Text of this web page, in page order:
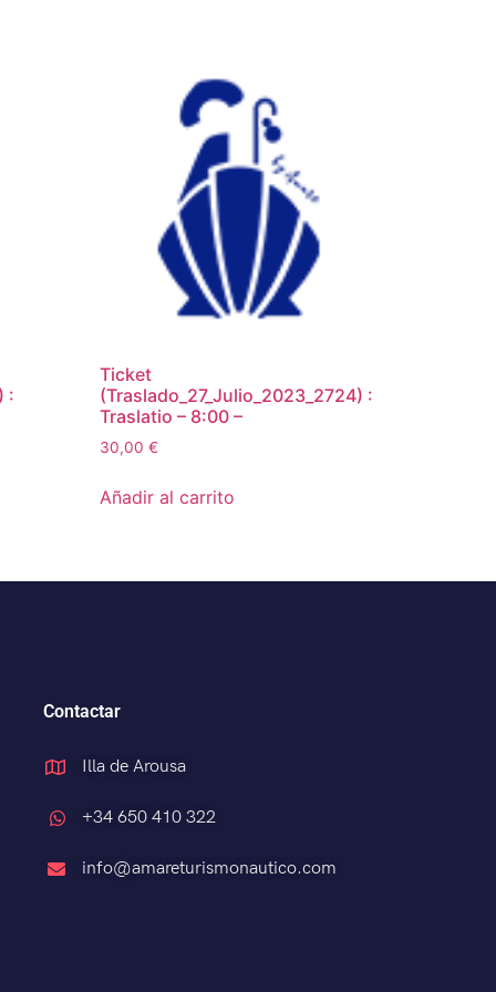
:
Ticket
(Traslado_27_Julio_2023_2724) :
Traslatio – 8:00 –
30,00€
Añadir al carrito
Contactar
Illa de Arousa
+34 650 410 322
info@amareturismonautico.com